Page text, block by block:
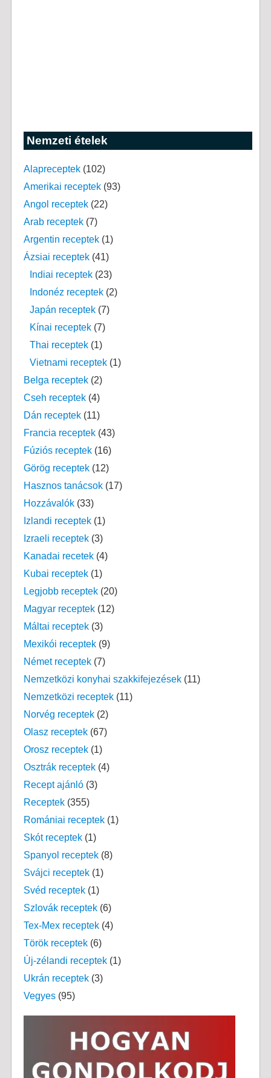
Nemzeti ételek
Alapreceptek(102)
Amerikai receptek(93)
Angol receptek(22)
Arab receptek(7)
Argentin receptek(1)
Ázsiai receptek(41)
Indiai receptek(23)
Indonéz receptek(2)
Japán receptek(7)
Kínai receptek(7)
Thai receptek(1)
Vietnami receptek(1)
Belga receptek(2)
Cseh receptek(4)
Dán receptek(11)
Francia receptek(43)
Fúziós receptek(16)
Görög receptek(12)
Hasznos tanácsok(17)
Hozzávalók(33)
Izlandi receptek(1)
Izraeli receptek(3)
Kanadai recetek(4)
Kubai receptek(1)
Legjobb receptek(20)
Magyar receptek(12)
Máltai receptek(3)
Mexikói receptek(9)
Német receptek(7)
Nemzetközi konyhai szakkifejezések(11)
Nemzetközi receptek(11)
Norvég receptek(2)
Olasz receptek(67)
Orosz receptek(1)
Osztrák receptek(4)
Recept ajánló(3)
Receptek(355)
Romániai receptek(1)
Skót receptek(1)
Spanyol receptek(8)
Svájci receptek(1)
Svéd receptek(1)
Szlovák receptek(6)
Tex-Mex receptek(4)
Török receptek(6)
Új-zélandi receptek(1)
Ukrán receptek(3)
Vegyes(95)